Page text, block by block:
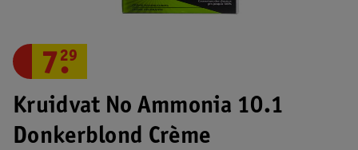
Kruidvat No Ammonia 10.1
Donkerblond Crème
7.
29